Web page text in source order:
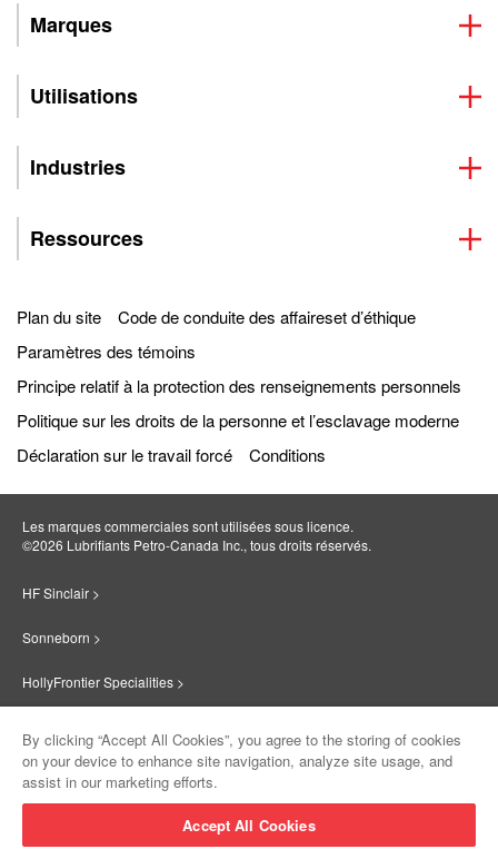
Marques
Utilisations
Industries
Ressources
Plan du site
Code de conduite des affaireset d’éthique
Paramètres des témoins
Principe relatif à la protection des renseignements personnels
Politique sur les droits de la personne et l’esclavage moderne
Déclaration sur le travail forcé
Conditions
Les marques commerciales sont utilisées sous licence.
©2026 Lubrifiants Petro‐Canada Inc., tous droits réservés.
HF Sinclair >
Sonneborn >
HollyFrontier Specialities >
Suniso >
By clicking “Accept All Cookies”, you agree to the storing of cookies
on your device to enhance site navigation, analyze site usage, and
assist in our marketing efforts.
Accept All Cookies